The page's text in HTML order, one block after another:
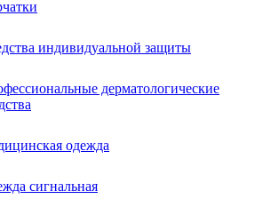
индивидуальной защиты
дерматологические
одежда
сигнальная